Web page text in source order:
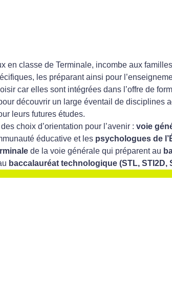
classe de Terminale, incombe aux
les préparant ainsi pour
car elles sont intégrées dans l’offre de
découvrir un large éventail de disciplines
leurs futures études.
choix d’orientation pour l’avenir : voie
éducative et les psychologues de
de la voie générale qui préparent au
baccalauréat technologique (STL, STI2D,